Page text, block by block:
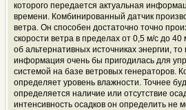
которого передается актуальная
времени. Комбинированный датчик
ветра. Он способен достаточно точно
скорости ветра в пределах от 0,5 м/с до 40
об альтернативных источниках энергии, то
информация очень бы пригодилась для
системой на базе ветровых генераторов.
определяет уровень влажности. Точнее
определяется наличие или отсутствие
интенсивность осадков он определить не